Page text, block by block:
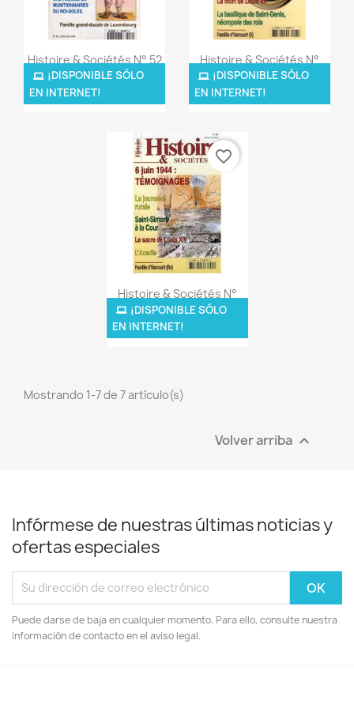
Vista rápida
Histoire & Sociétés N° 52
-...
5,00 €
¡DISPONIBLE SÓLO
EN INTERNET!
Vista rápida
Histoire & Sociétés N°
99
5,00 €
¡DISPONIBLE SÓLO
EN INTERNET!
Vista rápida
Histoire & Sociétés N°
99 -...
5,00 €
¡DISPONIBLE SÓLO
EN INTERNET!
favorite_border
Mostrando 1-7 de 7 artículo(s)
Volver arriba 
Infórmese de nuestras últimas noticias y
ofertas especiales
Puede darse de baja en cualquier momento. Para ello, consulte nuestra
información de contacto en el aviso legal.